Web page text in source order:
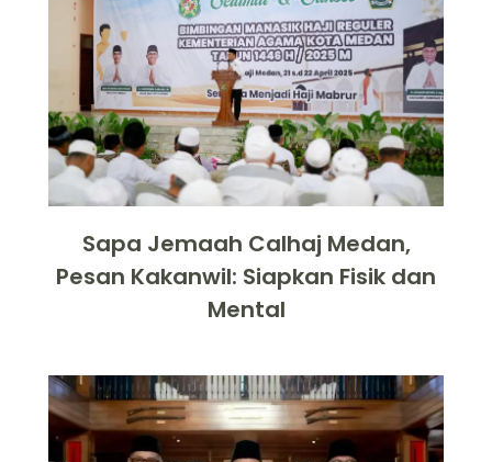
Sapa Jemaah Calhaj Medan,
Pesan Kakanwil: Siapkan Fisik dan
Mental